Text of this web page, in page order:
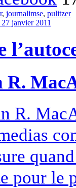
, journalimse, pulitzer
27 janvier 2011
R.
R.
pour le